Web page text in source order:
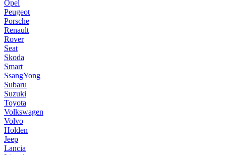
Opel
Peugeot
Porsche
Renault
Rover
Seat
Skoda
Smart
SsangYong
Subaru
Suzuki
Toyota
Volkswagen
Volvo
Holden
Jeep
Lancia